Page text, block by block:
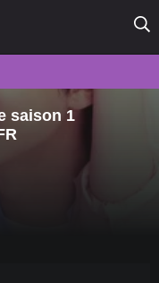
saison 1